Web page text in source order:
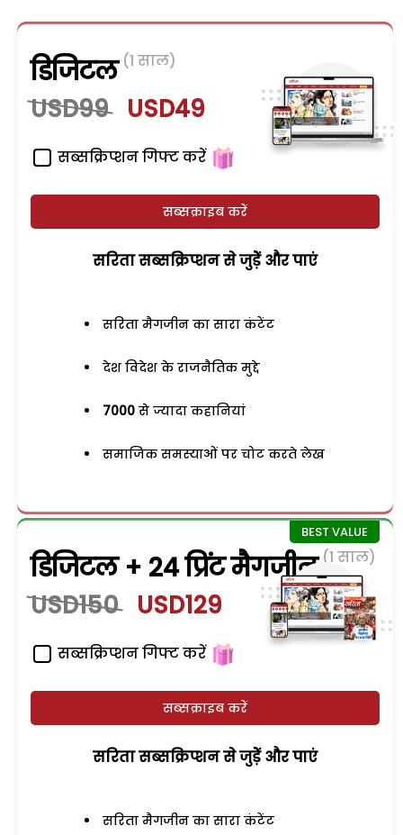
डिजिटल (1 साल)
USD99 USD49
सब्सक्रिप्शन गिफ्ट करें
सब्सक्राइब करें
सरिता सब्सक्रिप्शन से जुड़ेें और पाएं
सरिता मैगजीन का सारा कंटेंट
देश विदेश के राजनैतिक मुद्दे
7000 से ज्यादा कहानियां
समाजिक समस्याओं पर चोट करते लेख
डिजिटल + 24 प्रिंट मैगजीन (1 साल)
USD150 USD129
सब्सक्रिप्शन गिफ्ट करें
सब्सक्राइब करें
सरिता सब्सक्रिप्शन से जुड़ेें और पाएं
सरिता मैगजीन का सारा कंटेंट